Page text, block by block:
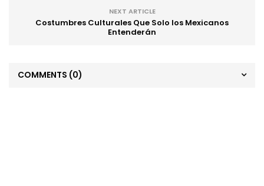
NEXT ARTICLE
Costumbres Culturales Que Solo los Mexicanos
Entenderán
COMMENTS (0)